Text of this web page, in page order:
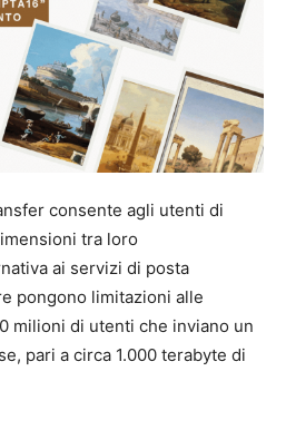
consente agli utenti di
tra loro
ai servizi di posta
pongono limitazioni alle
milioni di utenti che inviano un
pari a circa 1.000 terabyte di